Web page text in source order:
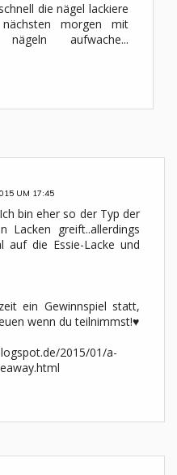
die nägel lackiere
morgen mit
nägeln aufwache...
UM 17:45
bin eher so der Typ der
Lacken greift..allerdings
auf die Essie-Lacke und
ein Gewinnspiel statt,
wenn du teilnimmst!♥
2015/01/a-